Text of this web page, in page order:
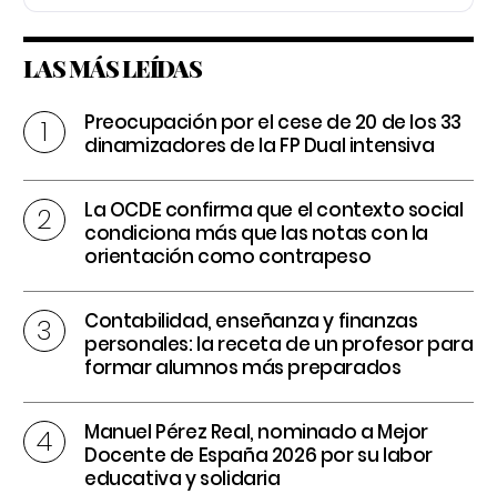
LAS MÁS LEÍDAS
Preocupación por el cese de 20 de los 33
dinamizadores de la FP Dual intensiva
La OCDE confirma que el contexto social
condiciona más que las notas con la
orientación como contrapeso
Contabilidad, enseñanza y finanzas
personales: la receta de un profesor para
formar alumnos más preparados
Manuel Pérez Real, nominado a Mejor
Docente de España 2026 por su labor
educativa y solidaria